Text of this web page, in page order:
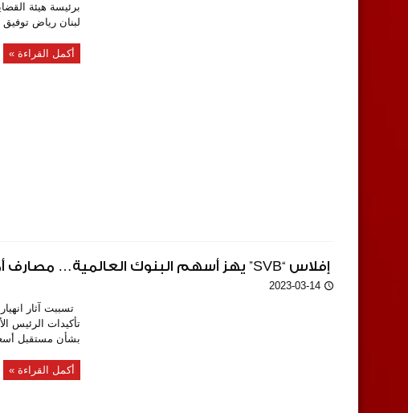
برئيسة هيئة
لبنان رياض
أكمل القراءة »
​ إفلاس “SVB” يهز أسهم البنوك العالمية… مصارف أميركية تخسر 90 مليار دولار في يوم
2023-03-14
تسببت آثار
تأكيدات الرئيس
بشأن مستقبل
أكمل القراءة »